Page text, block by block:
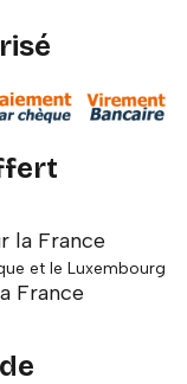
la France
et le Luxembourg
France